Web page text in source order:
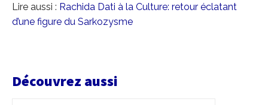
Lire aussi : Rachida Dati à la Culture: retour éclatant
d’une figure du Sarkozysme
Découvrez aussi